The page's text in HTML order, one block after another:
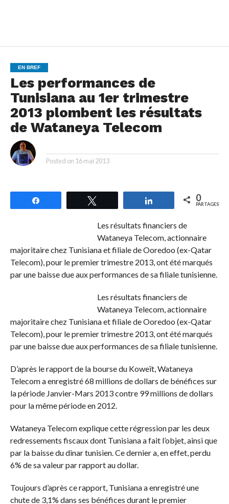
EN BREF
Les performances de
Tunisiana au 1er trimestre
2013 plombent les résultats
de Wataneya Telecom
Posted on 16 mai 2013
Partagez 0
PARTAGES
Les résultats financiers de
Wataneya Telecom, actionnaire
majoritaire chez Tunisiana et filiale de Ooredoo (ex-Qatar
Telecom), pour le premier trimestre 2013, ont été marqués
par une baisse due aux performances de sa filiale tunisienne.
Les résultats financiers de
Wataneya Telecom, actionnaire
majoritaire chez Tunisiana et filiale de Ooredoo (ex-Qatar
Telecom), pour le premier trimestre 2013, ont été marqués
par une baisse due aux performances de sa filiale tunisienne.
D’après le rapport de la bourse du Koweït, Wataneya
Telecom a enregistré 68 millions de dollars de bénéfices sur
la période Janvier-Mars 2013 contre 99 millions de dollars
pour la même période en 2012.
Wataneya Telecom explique cette régression par les deux
redressements fiscaux dont Tunisiana a fait l’objet, ainsi que
par la baisse du dinar tunisien. Ce dernier a, en effet, perdu
6% de sa valeur par rapport au dollar.
Toujours d’après ce rapport, Tunisiana a enregistré une
chute de 3,1% dans ses bénéfices durant le premier